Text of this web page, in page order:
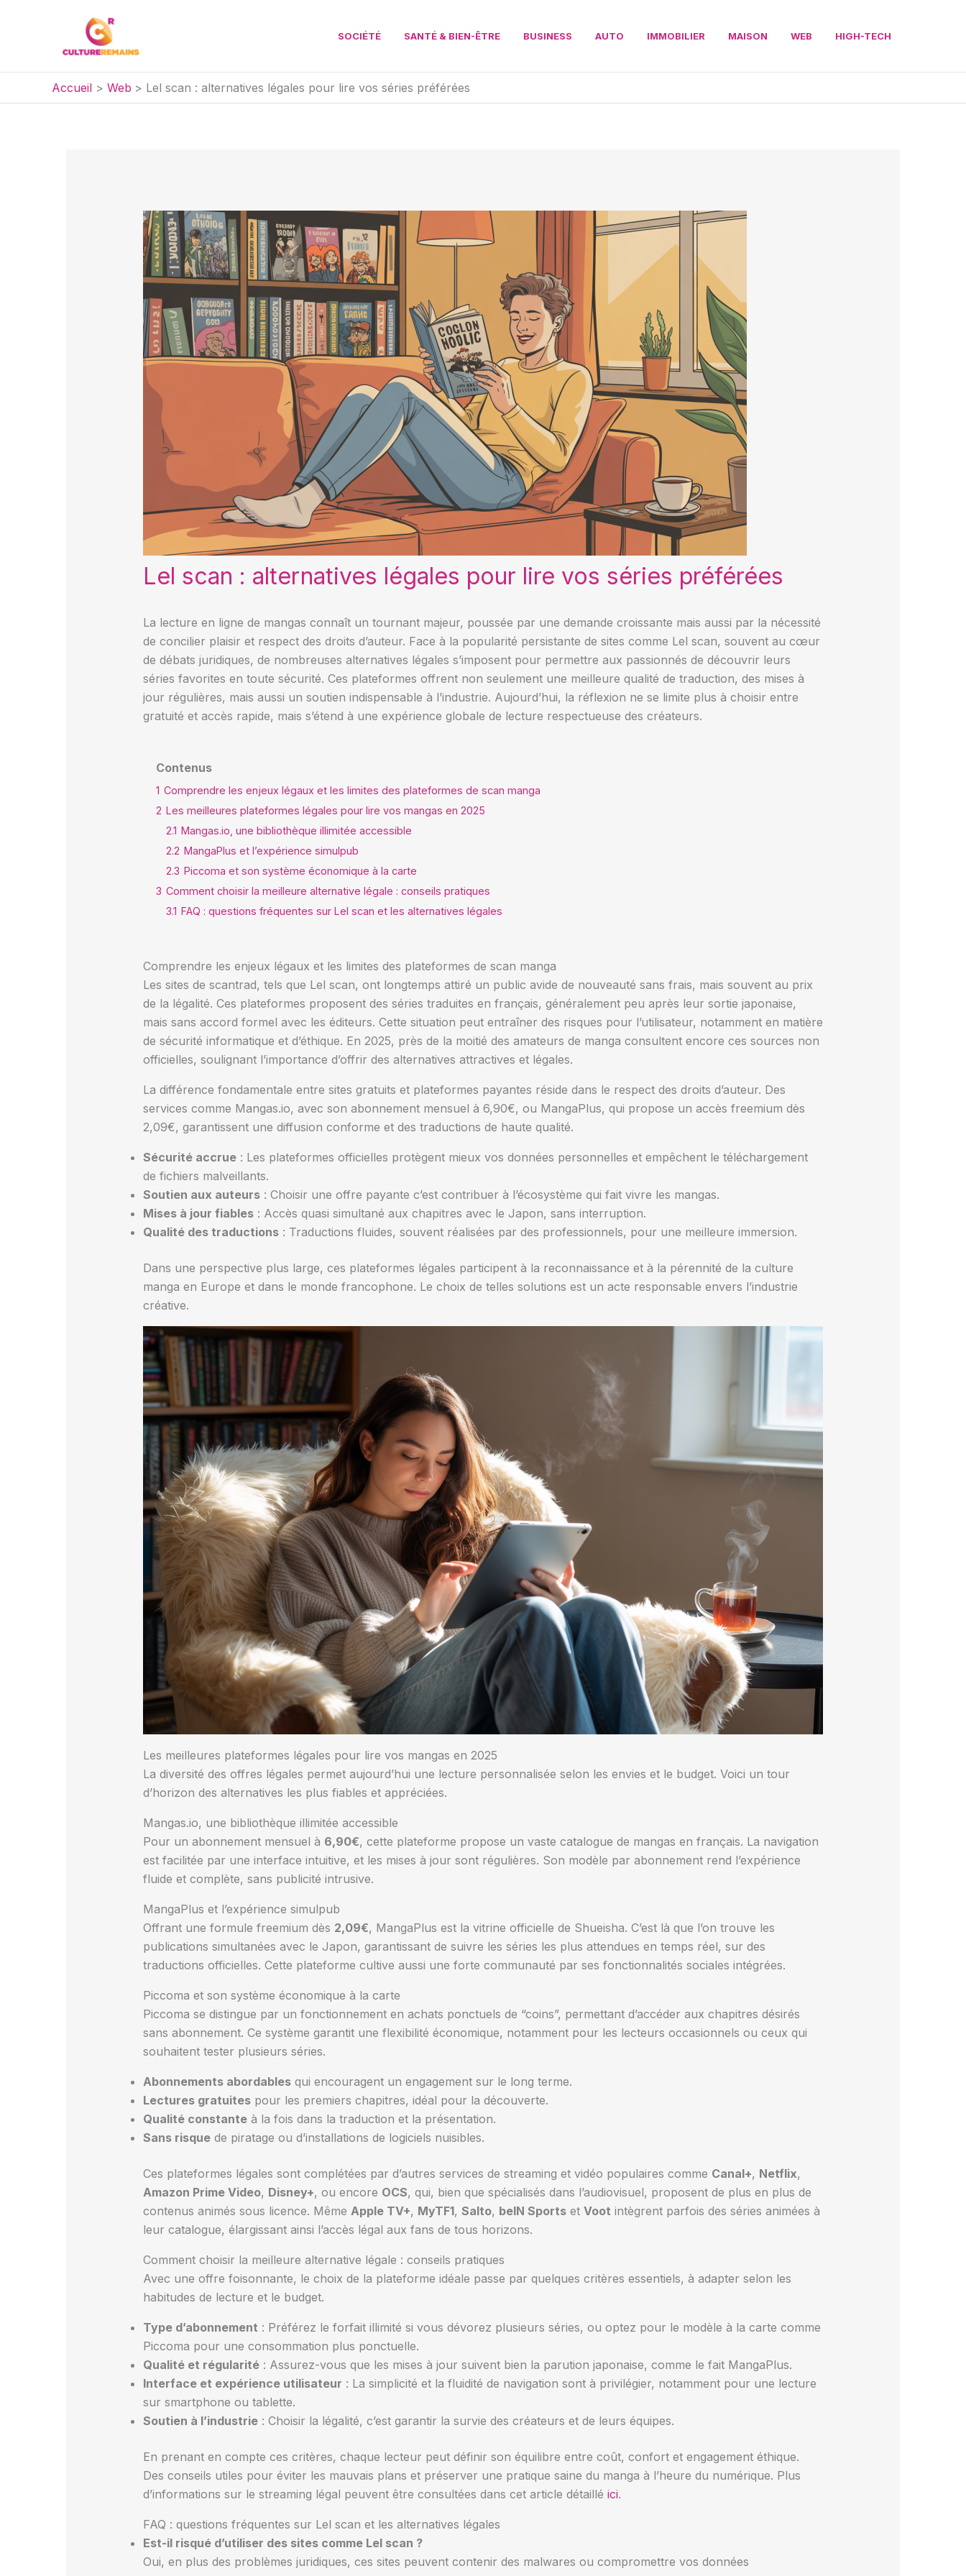
SOCIÉTÉ SANTÉ & BIEN-ÊTRE BUSINESS AUTO IMMOBILIER MAISON WEB HIGH-TECH
Accueil Web Lel scan : alternatives légales pour lire vos séries préférées
Lel scan : alternatives légales pour lire vos séries préférées
La lecture en ligne de mangas connaît un tournant majeur, poussée par une demande croissante mais aussi par la nécessité
de concilier plaisir et respect des droits d’auteur. Face à la popularité persistante de sites comme Lel scan, souvent au cœur
de débats juridiques, de nombreuses alternatives légales s’imposent pour permettre aux passionnés de découvrir leurs
séries favorites en toute sécurité. Ces plateformes offrent non seulement une meilleure qualité de traduction, des mises à
jour régulières, mais aussi un soutien indispensable à l’industrie. Aujourd’hui, la réflexion ne se limite plus à choisir entre
gratuité et accès rapide, mais s’étend à une expérience globale de lecture respectueuse des créateurs.
Contenus
1 Comprendre les enjeux légaux et les limites des plateformes de scan manga
2 Les meilleures plateformes légales pour lire vos mangas en 2025
2.1 Mangas.io, une bibliothèque illimitée accessible
2.2 MangaPlus et l’expérience simulpub
2.3 Piccoma et son système économique à la carte
3 Comment choisir la meilleure alternative légale : conseils pratiques
3.1 FAQ : questions fréquentes sur Lel scan et les alternatives légales
Comprendre les enjeux légaux et les limites des plateformes de scan manga
Les sites de scantrad, tels que Lel scan, ont longtemps attiré un public avide de nouveauté sans frais, mais souvent au prix
de la légalité. Ces plateformes proposent des séries traduites en français, généralement peu après leur sortie japonaise,
mais sans accord formel avec les éditeurs. Cette situation peut entraîner des risques pour l’utilisateur, notamment en matière
de sécurité informatique et d’éthique. En 2025, près de la moitié des amateurs de manga consultent encore ces sources non
officielles, soulignant l’importance d’offrir des alternatives attractives et légales.
La différence fondamentale entre sites gratuits et plateformes payantes réside dans le respect des droits d’auteur. Des
services comme Mangas.io, avec son abonnement mensuel à 6,90€, ou MangaPlus, qui propose un accès freemium dès
2,09€, garantissent une diffusion conforme et des traductions de haute qualité.
Sécurité accrue: Les plateformes officielles protègent mieux vos données personnelles et empêchent le téléchargement
de fichiers malveillants.
Soutien aux auteurs: Choisir une offre payante c’est contribuer à l’écosystème qui fait vivre les mangas.
Mises à jour fiables: Accès quasi simultané aux chapitres avec le Japon, sans interruption.
Qualité des traductions: Traductions fluides, souvent réalisées par des professionnels, pour une meilleure immersion.
Dans une perspective plus large, ces plateformes légales participent à la reconnaissance et à la pérennité de la culture
manga en Europe et dans le monde francophone. Le choix de telles solutions est un acte responsable envers l’industrie
créative.
Les meilleures plateformes légales pour lire vos mangas en 2025
La diversité des offres légales permet aujourd’hui une lecture personnalisée selon les envies et le budget. Voici un tour
d’horizon des alternatives les plus fiables et appréciées.
Mangas.io, une bibliothèque illimitée accessible
Pour un abonnement mensuel à 6,90€, cette plateforme propose un vaste catalogue de mangas en français. La navigation
est facilitée par une interface intuitive, et les mises à jour sont régulières. Son modèle par abonnement rend l’expérience
fluide et complète, sans publicité intrusive.
MangaPlus et l’expérience simulpub
Offrant une formule freemium dès 2,09€, MangaPlus est la vitrine officielle de Shueisha. C’est là que l’on trouve les
publications simultanées avec le Japon, garantissant de suivre les séries les plus attendues en temps réel, sur des
traductions officielles. Cette plateforme cultive aussi une forte communauté par ses fonctionnalités sociales intégrées.
Piccoma et son système économique à la carte
Piccoma se distingue par un fonctionnement en achats ponctuels de “coins”, permettant d’accéder aux chapitres désirés
sans abonnement. Ce système garantit une flexibilité économique, notamment pour les lecteurs occasionnels ou ceux qui
souhaitent tester plusieurs séries.
Abonnements abordablesqui encouragent un engagement sur le long terme.
Lectures gratuitespour les premiers chapitres, idéal pour la découverte.
Qualité constanteà la fois dans la traduction et la présentation.
Sans risquede piratage ou d’installations de logiciels nuisibles.
Ces plateformes légales sont complétées par d’autres services de streaming et vidéo populaires comme Canal+, Netflix,
Amazon Prime Video, Disney+, ou encore OCS, qui, bien que spécialisés dans l’audiovisuel, proposent de plus en plus de
contenus animés sous licence. Même Apple TV+, MyTF1, Salto, beIN Sportset Voot intègrent parfois des séries animées à
leur catalogue, élargissant ainsi l’accès légal aux fans de tous horizons.
Comment choisir la meilleure alternative légale : conseils pratiques
Avec une offre foisonnante, le choix de la plateforme idéale passe par quelques critères essentiels, à adapter selon les
habitudes de lecture et le budget.
Type d’abonnement : Préférez le forfait illimité si vous dévorez plusieurs séries, ou optez pour le modèle à la carte comme
Piccoma pour une consommation plus ponctuelle.
Qualité et régularité: Assurez-vous que les mises à jour suivent bien la parution japonaise, comme le fait MangaPlus.
Interface et expérience utilisateur : La simplicité et la fluidité de navigation sont à privilégier, notamment pour une lecture
sur smartphone ou tablette.
Soutien à l’industrie: Choisir la légalité, c’est garantir la survie des créateurs et de leurs équipes.
En prenant en compte ces critères, chaque lecteur peut définir son équilibre entre coût, confort et engagement éthique.
Des conseils utiles pour éviter les mauvais plans et préserver une pratique saine du manga à l’heure du numérique. Plus
d’informations sur le streaming légal peuvent être consultées dans cet article détaillé ici.
FAQ : questions fréquentes sur Lel scan et les alternatives légales
Est-il risqué d’utiliser des sites comme Lel scan ?
Oui, en plus des problèmes juridiques, ces sites peuvent contenir des malwares ou compromettre vos données